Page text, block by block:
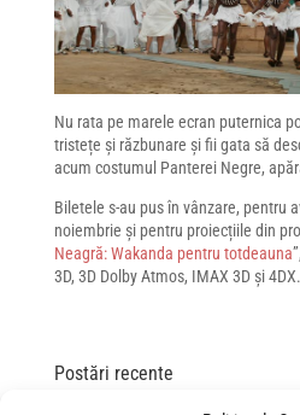
Nu rata pe marele ecran puternica
tristețe și răzbunare și fii gata să
acum costumul Panterei Negre,
Biletele s-au pus în vânzare, pentru
noiembrie și pentru proiecțiile din
Neagră: Wakanda pentru totdeauna
3D, 3D Dolby Atmos, IMAX 3D și 4DX.
Postări recente
„Spre infinit și dincolo de el!” – gala